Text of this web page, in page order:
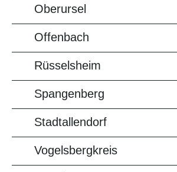
Oberursel
Offenbach
Rüsselsheim
Spangenberg
Stadtallendorf
Vogelsbergkreis